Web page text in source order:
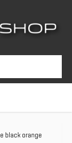
black orange